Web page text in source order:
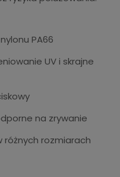
PA66
UV i skrajne
na zrywanie
różnych rozmiarach